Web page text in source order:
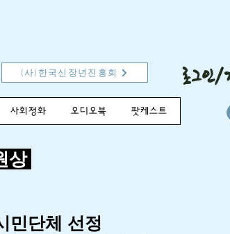
(사)한국신장년진흥회 로그인/
사회정화 오디오뷱 팟케스트
상
민단체 선정